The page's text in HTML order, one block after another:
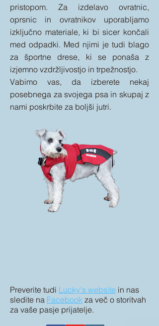
pristopom. Za izdelavo ovratnic,
oprsnic in ovratnikov uporabljamo
izključno materiale, ki bi sicer končali
med odpadki. Med njimi je tudi blago
za športne drese, ki se ponaša z
izjemno vzdržljivostjo in trpežnostjo.
Vabimo vas, da izberete nekaj
posebnega za svojega psa in skupaj z
nami poskrbite za boljši jutri.
Preverite tudi Lucky's website in nas
sledite na Facebook za več o storitvah
za vaše pasje prijatelje.